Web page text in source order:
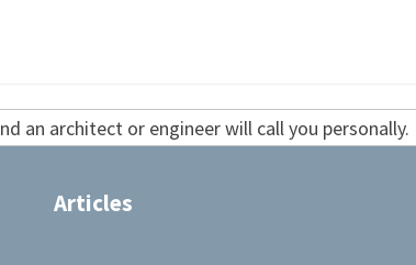
an architect or engineer will call you personally.
Articles